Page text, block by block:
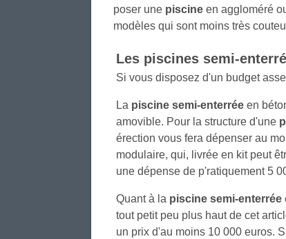
poser une piscine en aggloméré
modèles qui sont moins très
Les piscines semi-
Si vous disposez d'un budget
La piscine semi-enterrée en
amovible. Pour la structure d'une
érection vous fera dépenser au
modulaire, qui, livrée en kit peut
une dépense de p'ratiquement 5
Quant à la piscine semi-enterrée
tout petit peu plus haut de cet
un prix d'au moins 10 000 euros.